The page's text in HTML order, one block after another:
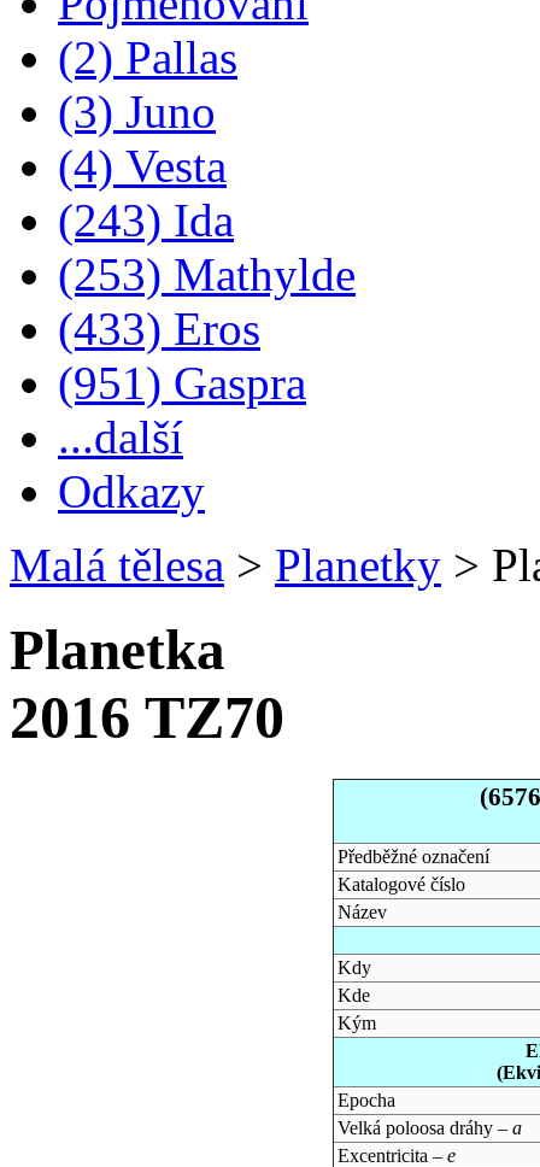
(2) Pallas
(3) Juno
(4) Vesta
(243) Ida
(253) Mathylde
(433) Eros
(951) Gaspra
...další
Odkazy
Malá tělesa > Planetky >
Planetka
2016 TZ70
Předběžné označení
Katalogové číslo
Název
Kdy
Kde
Kým
Epocha
Velká poloosa dráhy – a
Excentricita – e